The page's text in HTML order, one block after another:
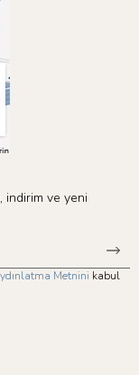
indirim ve yeni
Metnini kabul